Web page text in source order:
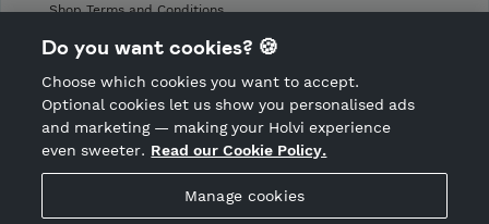
Hosted by Holvi
Holvi Payment Services Ltd is regulated by the Financial
Shop Terms and Conditions
Cancellation policy
CANCEL ORDER
Do you want cookies? 🍪
Choose which cookies you want to accept.
Optional cookies let us show you personalised ads
and marketing — making your Holvi experience
even sweeter. Read our Cookie Policy.
Manage cookies